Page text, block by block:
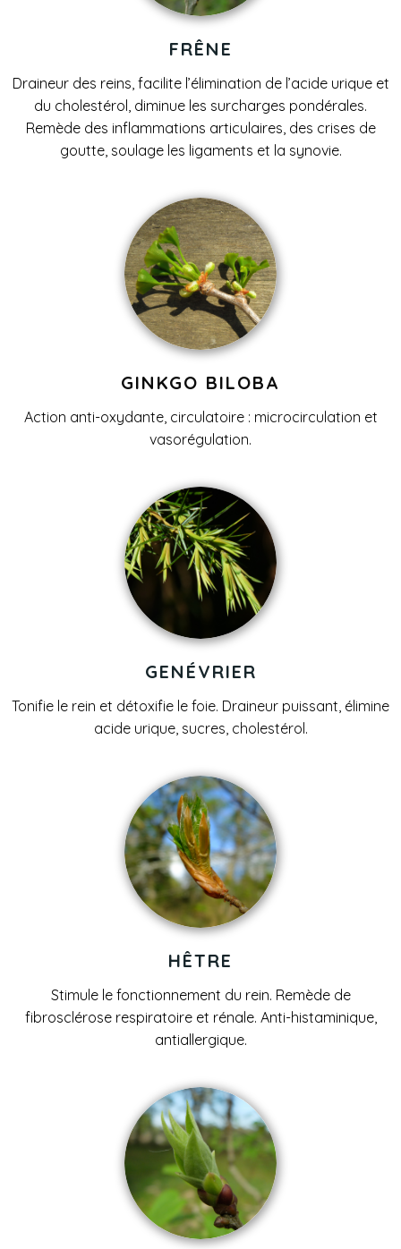
FRÊNE
Draineur des reins, facilite l’élimination de l’acide urique et
du cholestérol, diminue les surcharges pondérales.
Remède des inflammations articulaires, des crises de
goutte, soulage les ligaments et la synovie.
GINKGO BILOBA
Action anti-oxydante, circulatoire : microcirculation et
vasorégulation.
GENÉVRIER
Tonifie le rein et détoxifie le foie. Draineur puissant, élimine
acide urique, sucres, cholestérol.
HÊTRE
Stimule le fonctionnement du rein. Remède de
fibrosclérose respiratoire et rénale. Anti-histaminique,
antiallergique.